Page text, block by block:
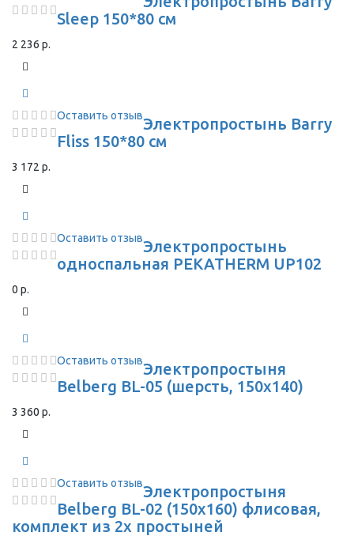
Sleep 150*80 см
2 236 р.
Оставить отзывЭлектропростынь Barry
Fliss 150*80 см
3 172 р.
Оставить отзывЭлектропростынь
односпальная PEKATHERM UP102
0 р.
Оставить отзывЭлектропростыня
Belberg BL-05 (шерсть, 150x140)
3 360 р.
Оставить отзывЭлектропростыня
Belberg BL-02 (150x160) флисовая,
комплект из 2х простыней